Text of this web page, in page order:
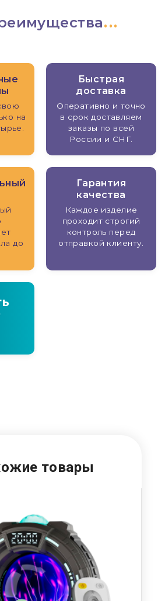
на
Быстрая
доставка
Оперативно и точно
в срок доставляем
заказы по всей
России и СНГ.
до
Гарантия
качества
Каждое изделие
проходит строгий
контроль перед
отправкой клиенту.
товары